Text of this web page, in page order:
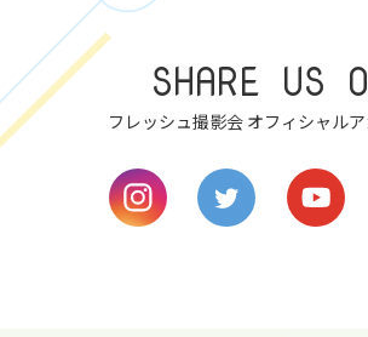
7
sat
9
SHARE US
フレッシュ撮影会 オフィシャル